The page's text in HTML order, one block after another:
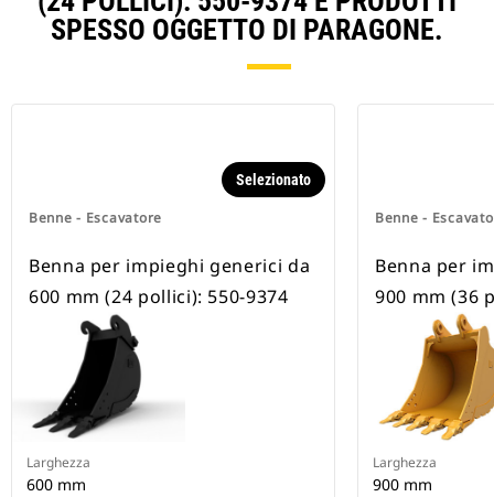
SPESSO OGGETTO DI PARAGONE.
Benne - Escavatore
Selezionato
Benna per impieghi generici da
600 mm (24 pollici): 550-9374
Larghezza
600 mm
Benne -
Benna per
900 mm (36
Larghezza
900 mm